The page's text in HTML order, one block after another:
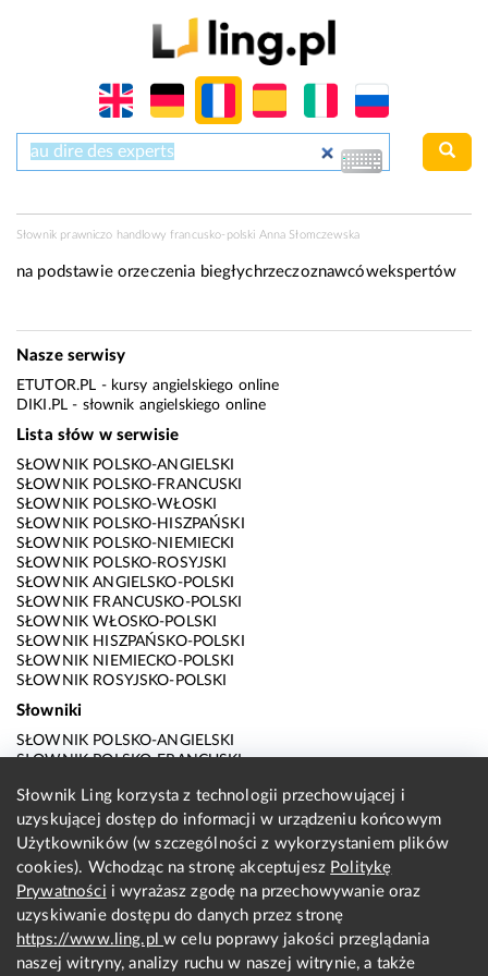
Słownik prawniczo handlowy francusko-polski Anna Słomczewska
na podstawie orzeczenia biegłychrzeczoznawcówekspertów
Nasze serwisy
ETUTOR.PL - kursy angielskiego online
DIKI.PL - słownik angielskiego online
Lista słów w serwisie
SŁOWNIK POLSKO-ANGIELSKI
SŁOWNIK POLSKO-FRANCUSKI
SŁOWNIK POLSKO-WŁOSKI
SŁOWNIK POLSKO-HISZPAŃSKI
SŁOWNIK POLSKO-NIEMIECKI
SŁOWNIK POLSKO-ROSYJSKI
SŁOWNIK ANGIELSKO-POLSKI
SŁOWNIK FRANCUSKO-POLSKI
SŁOWNIK WŁOSKO-POLSKI
SŁOWNIK HISZPAŃSKO-POLSKI
SŁOWNIK NIEMIECKO-POLSKI
SŁOWNIK ROSYJSKO-POLSKI
Słowniki
SŁOWNIK POLSKO-ANGIELSKI
SŁOWNIK POLSKO-FRANCUSKI
SŁOWNIK POLSKO-HISZPAŃSKI
SŁOWNIK POLSKO-NIEMIECKI
SŁOWNIK POLSKO-ROSYJSKI
SŁOWNIK ANGIELSKO-POLSKI
SŁOWNIK FRANCUSKO-POLSKI
SŁOWNIK WŁOSKO-POLSKI
SŁOWNIK HISZPAŃSKO-POLSKI
SŁOWNIK NIEMIECKO-POLSKI
SŁOWNIK ROSYJSKO-POLSKI
Słownik Ling korzysta z technologii przechowującej i
uzyskującej dostęp do informacji w urządzeniu końcowym
Użytkowników (w szczególności z wykorzystaniem plików
cookies). Wchodząc na stronę akceptujesz Politykę
Prywatności i wyrażasz zgodę na przechowywanie oraz
uzyskiwanie dostępu do danych przez stronę
https://www.ling.plw celu poprawy jakości przeglądania
naszej witryny, analizy ruchu w naszej witrynie, a także